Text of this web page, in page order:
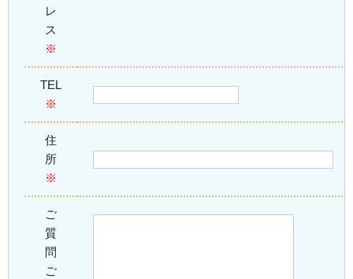
レ
ス
※
TEL
※
住
所
※
ご
質
問
ご